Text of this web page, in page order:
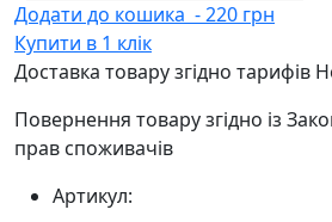
Додати до кошика -220 грн
Купити в 1 клік
Доставка товару згідно тарифів
Повернення товару згідно із
прав споживачів
Артикул: